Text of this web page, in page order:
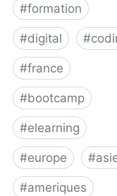
#formation
#digital #
#france
#bootcamp
#elearning
#europe #
#ameriques